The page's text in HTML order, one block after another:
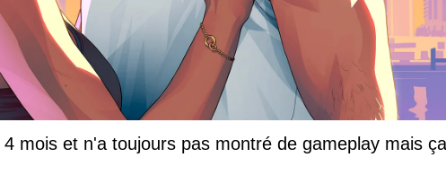
mois et n'a toujours pas montré de gameplay mais